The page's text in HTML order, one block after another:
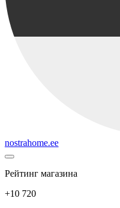
nostrahome.ee
Рейтинг магазина
+10 720